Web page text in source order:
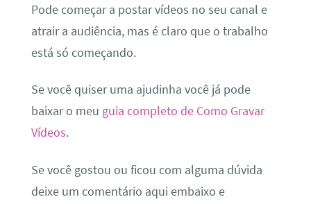
Pode começar a postar vídeos no seu canal e
atrair a audiência, mas é claro que o trabalho
está só começando.
Se você quiser uma ajudinha você já pode
baixar o meu guia completo de Como Gravar
Vídeos.
Se você gostou ou ficou com alguma dúvida
deixe um comentário aqui embaixo e